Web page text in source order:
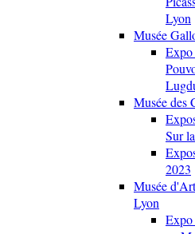
Lyon
Musée
Expo
Musée des
Sur
2023
Musée
Lyon
Expo